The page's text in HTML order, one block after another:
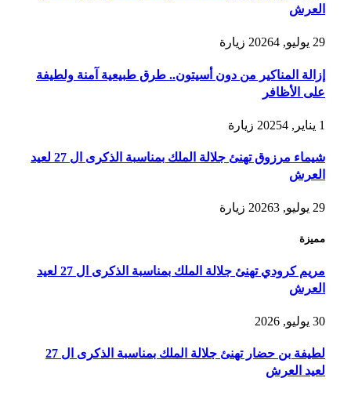
العرش
29 يوليو, 2026 4 زيارة
إزالة المناكير من دون أسيتون.. طرق طبيعية آمنة ولطيفة
على الأظافر
1 يناير, 2025 4 زيارة
شيماء مرزوق تهنئ جلالة الملك بمناسبة الذكرى ال 27 لعيد
العرش
29 يوليو, 2026 3 زيارة
مميزة
مريم كرودي تهنئ جلالة الملك بمناسبة الذكرى ال 27 لعيد
العرش
30 يوليو, 2026
لطيفة بن حضار تهنئ جلالة الملك بمناسبة الذكرى ال 27
لعيد العرش